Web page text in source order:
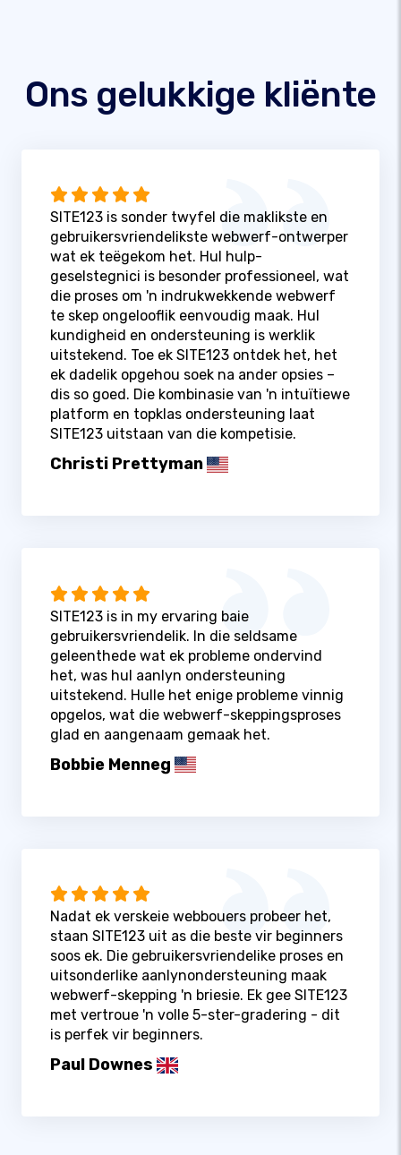
Ons gelukkige kliënte
SITE123 is sonder twyfel die maklikste en
gebruikersvriendelikste webwerf-ontwerper
wat ek teëgekom het. Hul hulp-
geselstegnici is besonder professioneel, wat
die proses om 'n indrukwekkende webwerf
te skep ongelooflik eenvoudig maak. Hul
kundigheid en ondersteuning is werklik
uitstekend. Toe ek SITE123 ontdek het, het
ek dadelik opgehou soek na ander opsies –
dis so goed. Die kombinasie van 'n intuïtiewe
platform en topklas ondersteuning laat
SITE123 uitstaan ​​van die kompetisie.
Christi Prettyman
SITE123 is in my ervaring baie
gebruikersvriendelik. In die seldsame
geleenthede wat ek probleme ondervind
het, was hul aanlyn ondersteuning
uitstekend. Hulle het enige probleme vinnig
opgelos, wat die webwerf-skeppingsproses
glad en aangenaam gemaak het.
Bobbie Menneg
Nadat ek verskeie webbouers probeer het,
staan ​​SITE123 uit as die beste vir beginners
soos ek. Die gebruikersvriendelike proses en
uitsonderlike aanlynondersteuning maak
webwerf-skepping 'n briesie. Ek gee SITE123
met vertroue 'n volle 5-ster-gradering - dit
is perfek vir beginners.
Paul Downes